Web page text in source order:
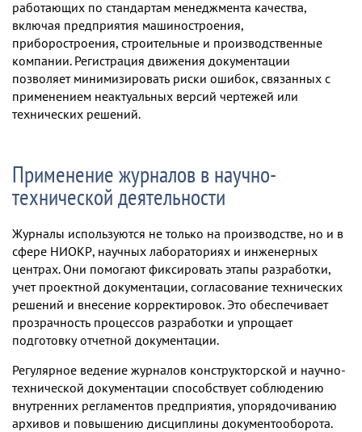
работающих по стандартам менеджмента качества,
включая предприятия машиностроения,
приборостроения, строительные и производственные
компании. Регистрация движения документации
позволяет минимизировать риски ошибок, связанных с
применением неактуальных версий чертежей или
технических решений.
Применение журналов в научно-
технической деятельности
Журналы используются не только на производстве, но и в
сфере НИОКР, научных лабораториях и инженерных
центрах. Они помогают фиксировать этапы разработки,
учет проектной документации, согласование технических
решений и внесение корректировок. Это обеспечивает
прозрачность процессов разработки и упрощает
подготовку отчетной документации.
Регулярное ведение журналов конструкторской и научно-
технической документации способствует соблюдению
внутренних регламентов предприятия, упорядочиванию
архивов и повышению дисциплины документооборота.